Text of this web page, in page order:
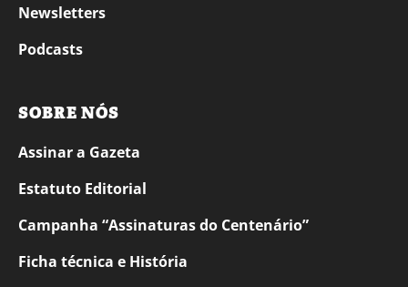
Newsletters
Podcasts
SOBRE NÓS
Assinar a Gazeta
Estatuto Editorial
Campanha “Assinaturas do Centenário”
Ficha técnica e História